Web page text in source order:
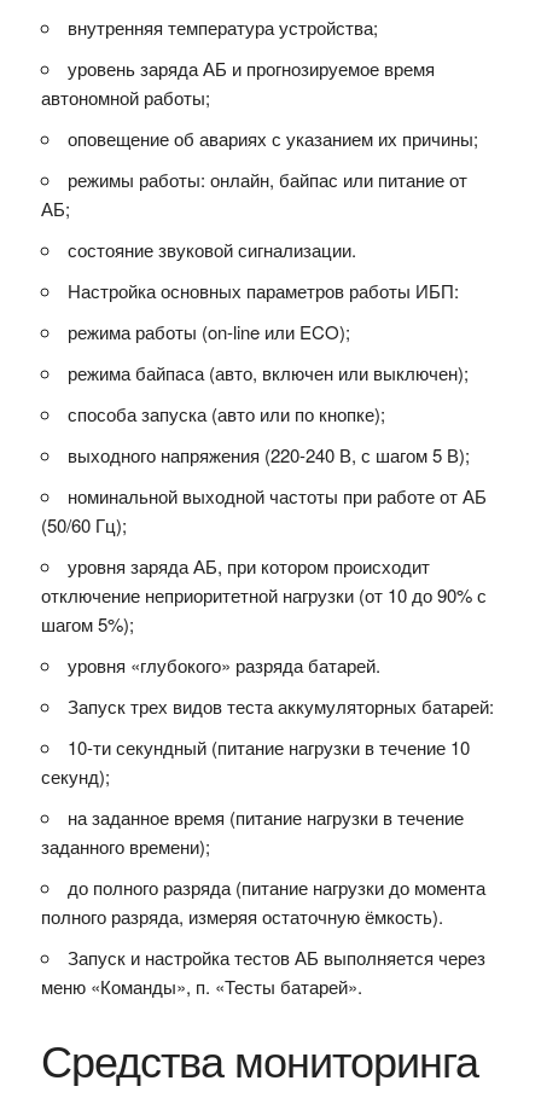
внутренняя температура устройства;
уровень заряда АБ и прогнозируемое время
автономной работы;
оповещение об авариях с указанием их причины;
режимы работы: онлайн, байпас или питание от
АБ;
состояние звуковой сигнализации.
Настройка основных параметров работы ИБП:
режима работы (on-line или ECO);
режима байпаса (авто, включен или выключен);
способа запуска (авто или по кнопке);
выходного напряжения (220-240 В, с шагом 5 В);
номинальной выходной частоты при работе от АБ
(50/60 Гц);
уровня заряда АБ, при котором происходит
отключение неприоритетной нагрузки (от 10 до 90% с
шагом 5%);
уровня «глубокого» разряда батарей.
Запуск трех видов теста аккумуляторных батарей:
10-ти секундный (питание нагрузки в течение 10
секунд);
на заданное время (питание нагрузки в течение
заданного времени);
до полного разряда (питание нагрузки до момента
полного разряда, измеряя остаточную ёмкость).
Запуск и настройка тестов АБ выполняется через
меню «Команды», п. «Тесты батарей».
Средства мониторинга